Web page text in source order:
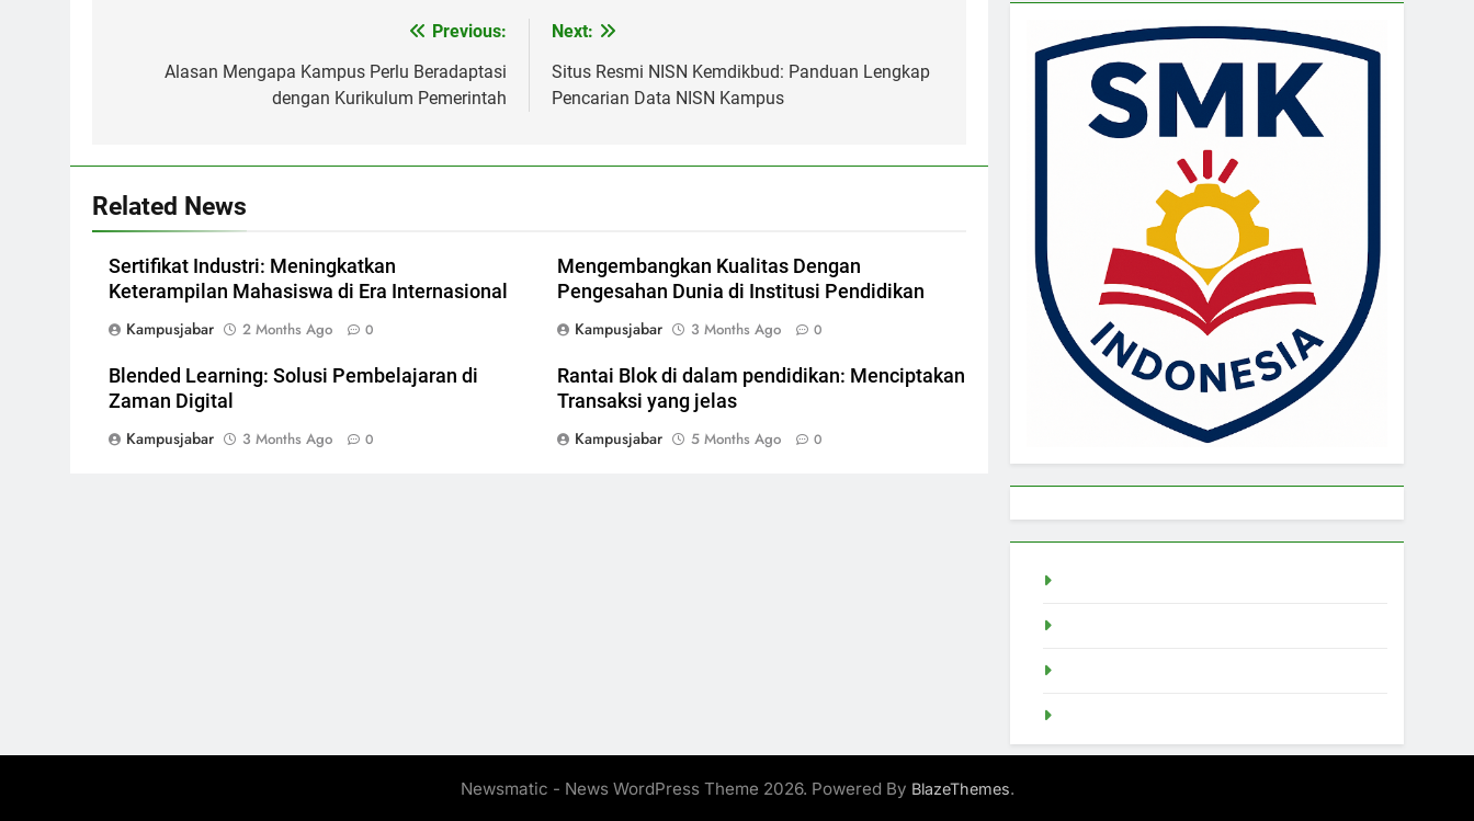
navigation
Previous:
Alasan Mengapa Kampus Perlu Beradaptasi
dengan Kurikulum Pemerintah
Next:
Situs Resmi NISN Kemdikbud: Panduan Lengkap
Pencarian Data NISN Kampus
Related News
Sertifikat Industri: Meningkatkan
Keterampilan Mahasiswa di Era Internasional
Kampusjabar
2 Months Ago 0
Mengembangkan Kualitas Dengan
Pengesahan Dunia di Institusi Pendidikan
Kampusjabar
3 Months Ago 0
Blended Learning: Solusi Pembelajaran di
Zaman Digital
Kampusjabar
3 Months Ago 0
Rantai Blok di dalam pendidikan: Menciptakan
Transaksi yang jelas
Kampusjabar
5 Months Ago 0
Newsmatic - News WordPress Theme 2026. Powered By BlazeThemes.